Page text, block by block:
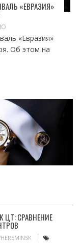
«ЕВРАЗИЯ»
«Евразия»
Об этом на
ЦТ: СРАВНЕНИЕ